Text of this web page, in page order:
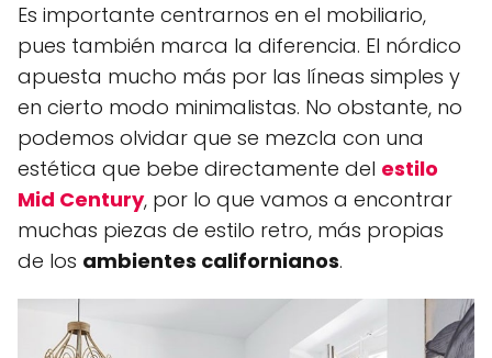
Es importante centrarnos en el mobiliario,
pues también marca la diferencia. El nórdico
apuesta mucho más por las líneas simples y
en cierto modo minimalistas. No obstante, no
podemos olvidar que se mezcla con una
estética que bebe directamente del estilo
Mid Century, por lo que vamos a encontrar
muchas piezas de estilo retro, más propias
de los ambientes californianos.